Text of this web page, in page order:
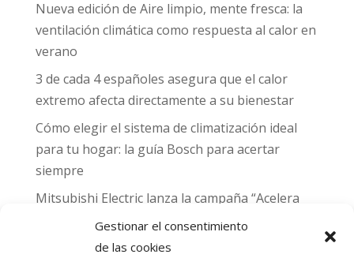
Gestionar el consentimiento
de las cookies
Nueva edición de Aire limpio, mente fresca: la
ventilación climática como respuesta al calor en
verano
3 de cada 4 españoles asegura que el calor
extremo afecta directamente a su bienestar
Cómo elegir el sistema de climatización ideal
para tu hogar: la guía Bosch para acertar
siempre
Mitsubishi Electric lanza la campaña “Acelera
hacia MADRID 2026” y premia con entradas
para el Gran Premio de Fórmula 1 de Madrid